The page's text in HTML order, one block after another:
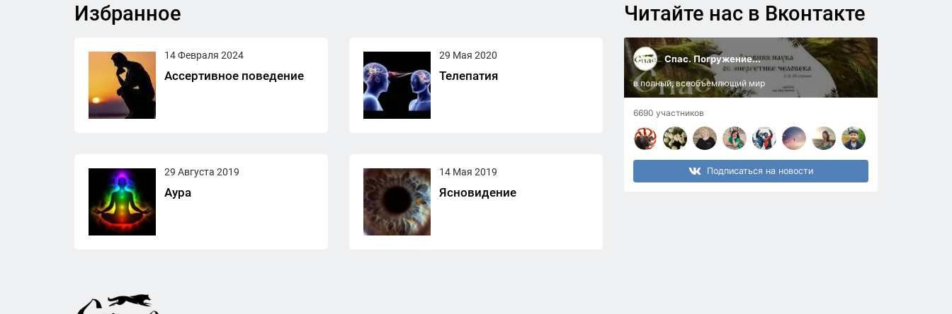
Избранное
14 Февраля 2024
Ассертивное поведение
29 Мая 2020
Телепатия
29 Августа 2019
Аура
14 Мая 2019
Ясновидение
Читайте нас в Вконтакте
Спас. Погружение...
в полный, всеобъемлющий мир
6690 участников
Подписаться на новости